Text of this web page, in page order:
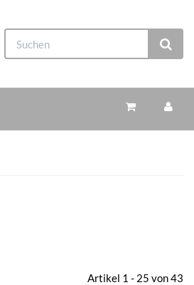
Artikel 1 - 25 von 43